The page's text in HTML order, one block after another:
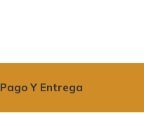
Pago Y Entrega